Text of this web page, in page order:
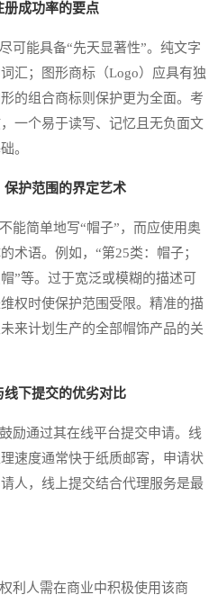
册成功率的要点
能具备“先天显著性”。纯文字
汇；图形商标（Logo）应具有独
的组合商标则保护更为全面。考
一个易于读写、记忆且无负面文
。
护范围的界定艺术
简单地写“帽子”，而应使用奥
术语。例如，“第25类：帽子；
”等。过于宽泛或模糊的描述可
权时使保护范围受限。精准的描
来计划生产的全部帽饰产品的关
下提交的优劣对比
通过其在线平台提交申请。线
速度通常快于纸质邮寄，申请状
人，线上提交结合代理服务是最
人需在商业中积极使用该商